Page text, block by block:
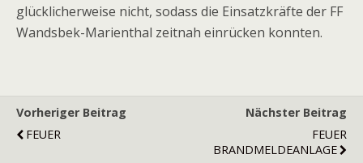
glücklicherweise nicht, sodass die Einsatzkräfte der FF
Wandsbek-Marienthal zeitnah einrücken konnten.
Vorheriger Beitrag
FEUER
Nächster Beitrag
FEUER
BRANDMELDEANLAGE